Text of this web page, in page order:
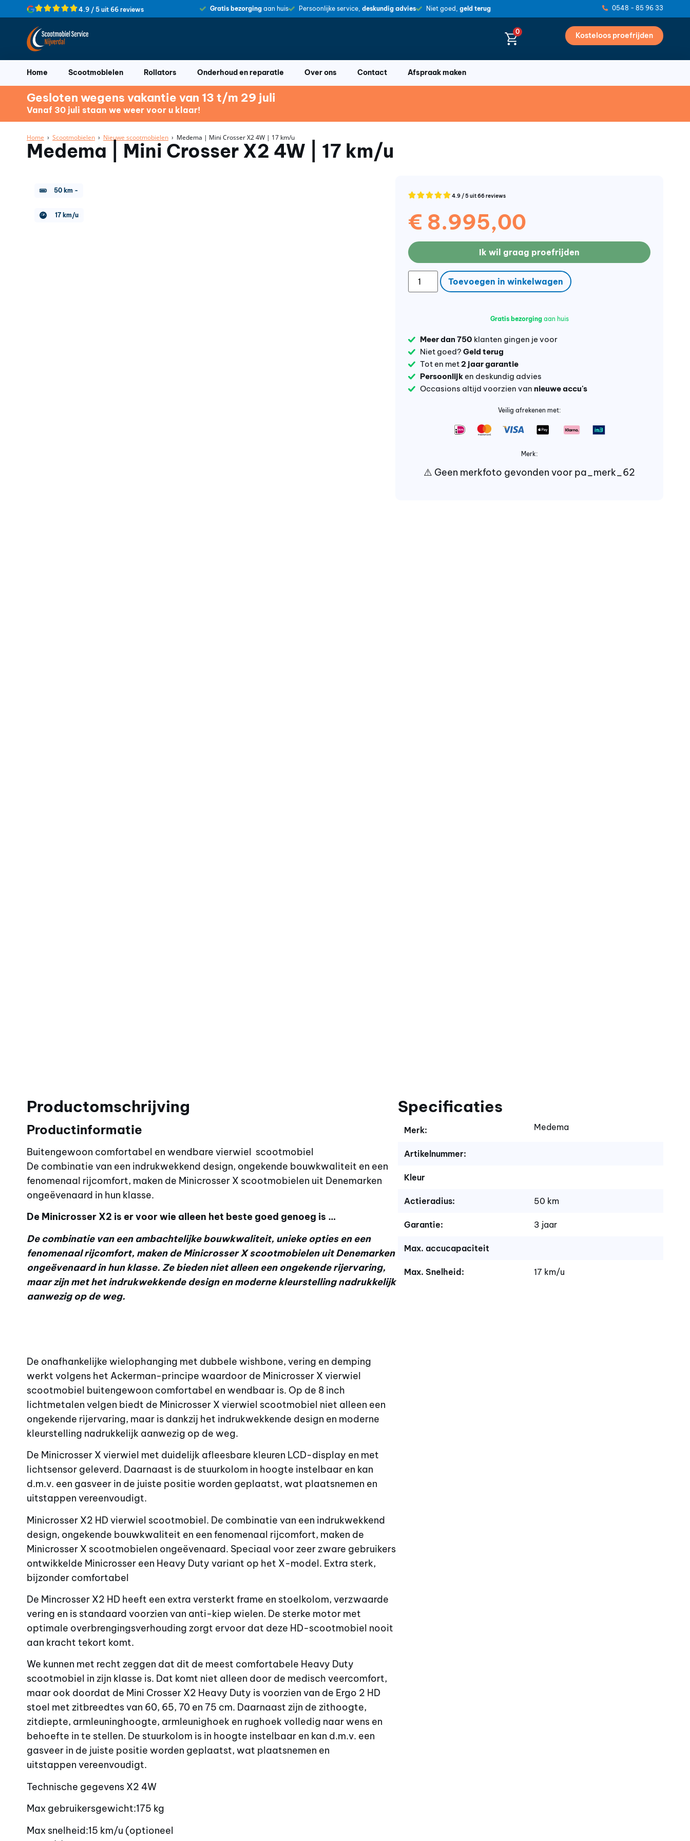
4.9 / 5 uit 66 reviews Gratis bezorgingaan huis Persoonlijke service, deskundig advies Niet goed, geld terug 0548 - 85 96 33
0 Kosteloos proefrijden
Home Scootmobielen Rollators Onderhoud en reparatie Over ons Contact Afspraak maken
Gesloten wegens vakantie van 13 t/m 29 juli
Vanaf 30 juli staan we weer voor u klaar!
Home › Scootmobielen › Nieuwe scootmobielen › Medema | Mini Crosser X2 4W | 17 km/u
Medema | Mini Crosser X2 4W | 17 km/u
50 km -
17 km/u
4.9 / 5 uit 66 reviews
€ 8.995,00
Ik wil graag proefrijden
Toevoegen in winkelwagen
Gratis bezorgingaan huis
Meer dan 750 klanten gingen je voor
Niet goed? Geld terug
Tot en met2 jaar garantie
Persoonlijken deskundig advies
Occasions altijd voorzien van nieuwe accu's
Veilig afrekenen met:
Merk:
⚠️ Geen merkfoto gevonden voor pa_merk_62
Productomschrijving
Productinformatie
Buitengewoon comfortabel en wendbare vierwiel scootmobiel
De combinatie van een indrukwekkend design, ongekende bouwkwaliteit en een
fenomenaal rijcomfort, maken de Minicrosser X scootmobielen uit Denemarken
ongeëvenaard in hun klasse.
De Minicrosser X2 is er voor wie alleen het beste goed genoeg is …
De combinatie van een ambachtelijke bouwkwaliteit, unieke opties en een
fenomenaal rijcomfort, maken de Minicrosser X scootmobielen uit Denemarken
ongeëvenaard in hun klasse. Ze bieden niet alleen een ongekende rijervaring,
maar zijn met het indrukwekkende design en moderne kleurstelling nadrukkelijk
aanwezig op de weg.
De onafhankelijke wielophanging met dubbele wishbone, vering en demping
werkt volgens het Ackerman-principe waardoor de Minicrosser X vierwiel
scootmobiel buitengewoon comfortabel en wendbaar is. Op de 8 inch
lichtmetalen velgen biedt de Minicrosser X vierwiel scootmobiel niet alleen een
ongekende rijervaring, maar is dankzij het indrukwekkende design en moderne
kleurstelling nadrukkelijk aanwezig op de weg.
De Minicrosser X vierwiel met duidelijk afleesbare kleuren LCD-display en met
lichtsensor geleverd. Daarnaast is de stuurkolom in hoogte instelbaar en kan
d.m.v. een gasveer in de juiste positie worden geplaatst, wat plaatsnemen en
uitstappen vereenvoudigt.
Minicrosser X2 HD vierwiel scootmobiel. De combinatie van een indrukwekkend
design, ongekende bouwkwaliteit en een fenomenaal rijcomfort, maken de
Minicrosser X scootmobielen ongeëvenaard. Speciaal voor zeer zware gebruikers
ontwikkelde Minicrosser een Heavy Duty variant op het X-model. Extra sterk,
bijzonder comfortabel
De Mincrosser X2 HD heeft een extra versterkt frame en stoelkolom, verzwaarde
vering en is standaard voorzien van anti-kiep wielen. De sterke motor met
optimale overbrengingsverhouding zorgt ervoor dat deze HD-scootmobiel nooit
aan kracht tekort komt.
We kunnen met recht zeggen dat dit de meest comfortabele Heavy Duty
scootmobiel in zijn klasse is. Dat komt niet alleen door de medisch veercomfort,
maar ook doordat de Mini Crosser X2 Heavy Duty is voorzien van de Ergo 2 HD
stoel met zitbreedtes van 60, 65, 70 en 75 cm. Daarnaast zijn de zithoogte,
zitdiepte, armleuninghoogte, armleunighoek en rughoek volledig naar wens en
behoefte in te stellen. De stuurkolom is in hoogte instelbaar en kan d.m.v. een
gasveer in de juiste positie worden geplaatst, wat plaatsnemen en
uitstappen vereenvoudigt.
Technische gegevens X2 4W
Max gebruikersgewicht:175 kg
Max snelheid:15 km/u (optioneel
Specificaties
Merk: Medema
Artikelnummer:
Kleur
Actieradius: 50 km
Garantie: 3 jaar
Max. accucapaciteit
Max. Snelheid: 17 km/u